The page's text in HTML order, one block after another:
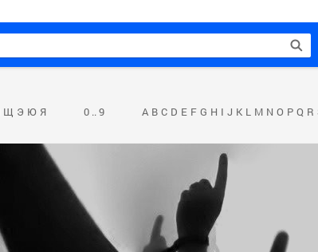
Щ Э Ю Я 0 .. 9 A B C D E F G H I J K L M N O P Q R